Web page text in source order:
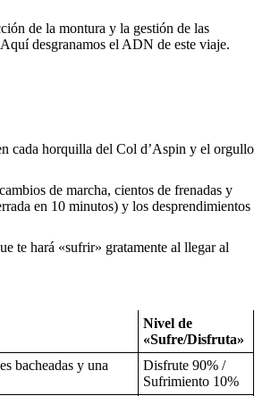
de la montura y la gestión de las
desgranamos el ADN de este viaje.
cada horquilla del Col d’Aspin y el orgullo
de marcha, cientos de frenadas y
en 10 minutos) y los desprendimientos
te hará «sufrir» gratamente al llegar al
Nivel de
«Sufre/Disfruta»
bacheadas y una
Disfrute 90% /
Sufrimiento 10%